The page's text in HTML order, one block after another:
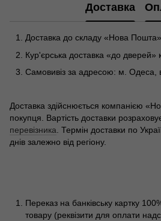
Доставка
Доставка до складу «Нова
Кур'єрська доставка «до
Самовивіз за адресою: м. Одеса,
Доставка здійснюється компанією
покупця. Вартість доставки
перевізника . Термін доставки по
днів залежно від регіону.
Переказ на банківську картку
товару (реквізити для оплати